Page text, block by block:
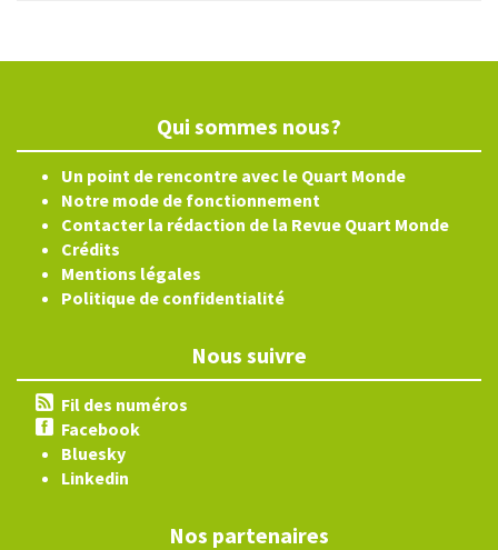
Qui sommes nous?
Un point de rencontre avec le Quart Monde
Notre mode de fonctionnement
Contacter la rédaction de la Revue Quart Monde
Crédits
Mentions légales
Politique de confidentialité
Nous suivre
Fil des numéros
Facebook
Bluesky
Linkedin
Nos partenaires